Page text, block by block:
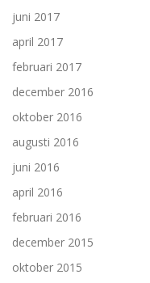
juni 2017
april 2017
februari 2017
december 2016
oktober 2016
augusti 2016
juni 2016
april 2016
februari 2016
december 2015
oktober 2015